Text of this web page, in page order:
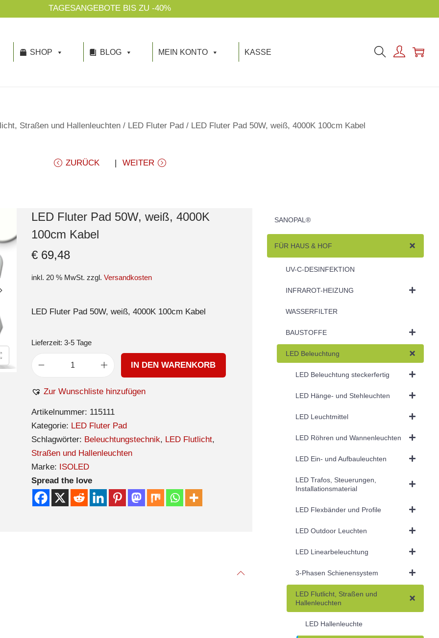
TAGESANGEBOTE BIS ZU -40%
SHOP BLOG MEIN KONTO KASSE
Straßen und Hallenleuchten / LED Fluter Pad / LED Fluter Pad 50W, weiß, 4000K 100cm Kabel
ZURÜCK WEITER
LED Fluter Pad 50W, weiß, 4000K
100cm Kabel
€69,48
inkl. 20 % MwSt. zzgl. Versandkosten
LED Fluter Pad 50W, weiß, 4000K 100cm Kabel
Lieferzeit: 3-5 Tage
IN DEN WARENKORB
Zur Wunschliste hinzufügen
Artikelnummer: 115111
Kategorie: LED Fluter Pad
Schlagwörter: Beleuchtungstechnik, LED Flutlicht,
Straßen und Hallenleuchten
Marke: ISOLED
Spread the love
SANOPAL®
FÜR HAUS & HOF
UV-C-DESINFEKTION
INFRAROT-HEIZUNG
WASSERFILTER
BAUSTOFFE
LED Beleuchtung
LED Beleuchtung steckerfertig
LED Hänge- und Stehleuchten
LED Leuchtmittel
LED Röhren und Wannenleuchten
LED Ein- und Aufbauleuchten
LED Trafos, Steuerungen,
Installationsmaterial
LED Flexbänder und Profile
LED Outdoor Leuchten
LED Linearbeleuchtung
3-Phasen Schienensystem
LED Flutlicht, Straßen und
Hallenleuchten
LED Hallenleuchte